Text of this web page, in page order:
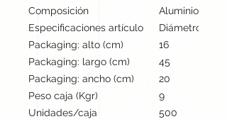
Composición
Aluminio/
Especificaciones artículo
Diámetro: 1.1
Packaging: alto (cm)
16
Packaging: largo (cm)
45
Packaging: ancho (cm)
20
Peso caja (Kgr)
9
Unidades/caja
500